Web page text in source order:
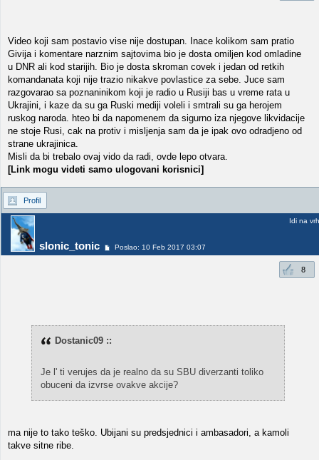
Video koji sam postavio vise nije dostupan. Inace kolikom sam pratio
Givija i komentare narznim sajtovima bio je dosta omiljen kod omladine
u DNR ali kod starijih. Bio je dosta skroman covek i jedan od retkih
komandanata koji nije trazio nikakve povlastice za sebe. Juce sam
razgovarao sa poznaninikom koji je radio u Rusiji bas u vreme rata u
Ukrajini, i kaze da su ga Ruski mediji voleli i smtrali su ga herojem
ruskog naroda. hteo bi da napomenem da sigurno iza njegove likvidacije
ne stoje Rusi, cak na protiv i misljenja sam da je ipak ovo odradjeno od
strane ukrajinica.
Misli da bi trebalo ovaj vido da radi, ovde lepo otvara.
[Link mogu videti samo ulogovani korisnici]
Profil
slonic_tonic Poslao: 10 Feb 2017 03:07
Idi na vrh
8
Dostanic09 ::
Je l' ti verujes da je realno da su SBU diverzanti toliko
obuceni da izvrse ovakve akcije?
ma nije to tako teško. Ubijani su predsjednici i ambasadori, a kamoli
takve sitne ribe.